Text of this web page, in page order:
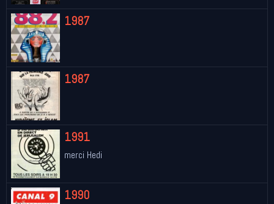
1987
1987
1991
merci Hedi
1990